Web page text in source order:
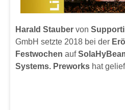
Harald Stauber von
GmbH setzte 2018 bei der
Festwochen auf
Systems. Preworks hat